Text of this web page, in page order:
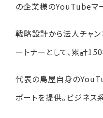
の企業様のYouTubeマ
戦略設計から法人チャ
ートナーとして、累計
代表の鳥屋自身の
ポートを提供。ビジネス